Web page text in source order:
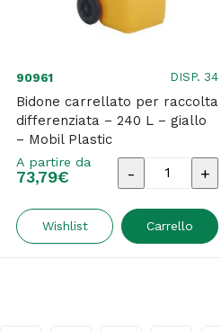
Plastic
90961 DISP. 34
Bidone carrellato per raccolta
differenziata – 240 L – giallo
– Mobil Plastic
A partire da
73,79€
Bidone
per
Wishlist Carrello